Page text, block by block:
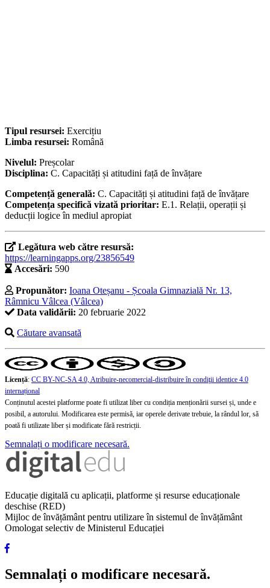
Tipul resursei: Exercițiu
Limba resursei: Română
Nivelul: Preșcolar
Disciplina: C. Capacități și atitudini față de învățare
Competență generală: C. Capacități și atitudini față de învățare
Competența specifică vizată prioritar: E.1. Relații, operații și
deducții logice în mediul apropiat
Legătura web către resursă:
https://learningapps.org/23856549
Accesări: 590
Propunător: Ioana Oteșanu - Școala Gimnazială Nr. 13,
Râmnicu Vâlcea (Vâlcea)
Data validării: 20 februarie 2022
Căutare avansată
Licență: CC BY-NC-SA 4.0, Atribuire-necomercial-distribuire în condiţii identice 4.0
internațional
Conținutul acestei platforme poate fi utilizat liber cu condiția menționării sursei și, unde e
posibil, a autorului. Modificarea este permisă, iar operele derivate trebuie, la rândul lor, să
poată fi utilizate liber și modificate fără restricții.
Semnalați o modificare necesară.
Educație digitală cu aplicații, platforme și resurse educaționale
deschise (RED)
Mijloc de învățământ pentru utilizare în sistemul de învățământ
Omologat selectiv de Ministerul Educației
Semnalați o modificare necesară.